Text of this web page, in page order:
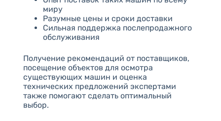
миру
Разумные цены и сроки доставки
Сильная поддержка послепродажного
обслуживания
Получение рекомендаций от поставщиков,
посещение объектов для осмотра
существующих машин и оценка
технических предложений экспертами
также помогают сделать оптимальный
выбор.